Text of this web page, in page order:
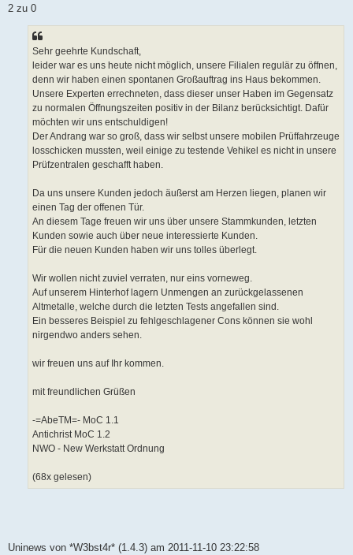
r
2 zu 0
Sehr geehrte Kundschaft,
leider war es uns heute nicht möglich, unsere Filialen regulär zu öffnen,
denn wir haben einen spontanen Großauftrag ins Haus bekommen.
Unsere Experten errechneten, dass dieser unser Haben im Gegensatz
zu normalen Öffnungszeiten positiv in der Bilanz berücksichtigt. Dafür
möchten wir uns entschuldigen!
Der Andrang war so groß, dass wir selbst unsere mobilen Prüffahrzeuge
losschicken mussten, weil einige zu testende Vehikel es nicht in unsere
Prüfzentralen geschafft haben.
Da uns unsere Kunden jedoch äußerst am Herzen liegen, planen wir
einen Tag der offenen Tür.
An diesem Tage freuen wir uns über unsere Stammkunden, letzten
Kunden sowie auch über neue interessierte Kunden.
Für die neuen Kunden haben wir uns tolles überlegt.
Wir wollen nicht zuviel verraten, nur eins vorneweg.
Auf unserem Hinterhof lagern Unmengen an zurückgelassenen
Altmetalle, welche durch die letzten Tests angefallen sind.
Ein besseres Beispiel zu fehlgeschlagener Cons können sie wohl
nirgendwo anders sehen.
wir freuen uns auf Ihr kommen.
mit freundlichen Grüßen
-=AbeTM=- MoC 1.1
Antichrist MoC 1.2
NWO - New Werkstatt Ordnung
(68x gelesen)
Uninews von *W3bst4r* (1.4.3) am 2011-11-10 23:22:58